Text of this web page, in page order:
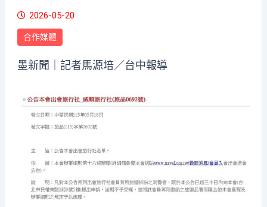
2026-05-20
合作媒體
墨新聞 ｜記者馬源培／台中報導